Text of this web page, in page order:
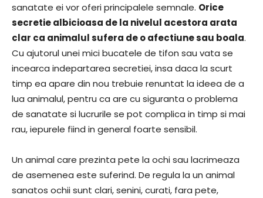
sanatate ei vor oferi principalele semnale. Orice
secretie albicioasa de la nivelul acestora arata
clar ca animalul sufera de o afectiune sau boala.
Cu ajutorul unei mici bucatele de tifon sau vata se
incearca indepartarea secretiei, insa daca la scurt
timp ea apare din nou trebuie renuntat la ideea de a
lua animalul, pentru ca are cu siguranta o problema
de sanatate si lucrurile se pot complica in timp si mai
rau, iepurele fiind in general foarte sensibil.
Un animal care prezinta pete la ochi sau lacrimeaza
de asemenea este suferind. De regula la un animal
sanatos ochii sunt clari, senini, curati, fara pete,